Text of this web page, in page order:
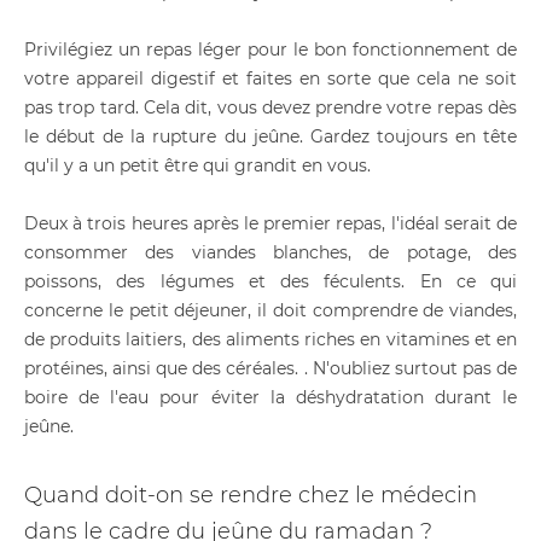
Privilégiez un repas léger pour le bon fonctionnement de
votre appareil digestif et faites en sorte que cela ne soit
pas trop tard. Cela dit, vous devez prendre votre repas dès
le début de la rupture du jeûne. Gardez toujours en tête
qu'il y a un petit être qui grandit en vous.
Deux à trois heures après le premier repas, l'idéal serait de
consommer des viandes blanches, de potage, des
poissons, des légumes et des féculents. En ce qui
concerne le petit déjeuner, il doit comprendre de viandes,
de produits laitiers, des aliments riches en vitamines et en
protéines, ainsi que des céréales. . N'oubliez surtout pas de
boire de l'eau pour éviter la déshydratation durant le
jeûne.
Quand doit-on se rendre chez le médecin
dans le cadre du jeûne du ramadan ?